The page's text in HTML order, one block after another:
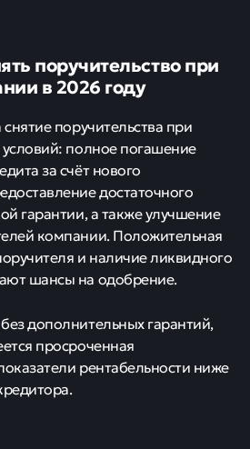
поручительство при
в 2026 году
поручительства при
полное погашение
за счёт нового
достаточного
гарантии, а также улучшение
компании. Положительная
и наличие ликвидного
шансы на одобрение.
дополнительных гарантий,
просроченная
рентабельности ниже